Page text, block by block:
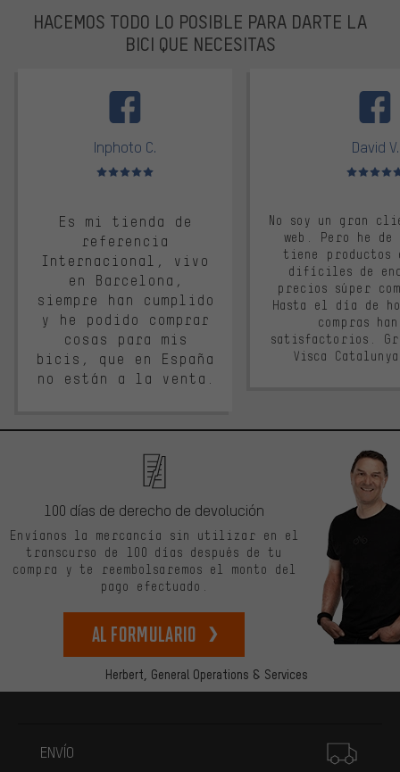
HACEMOS TODO LO POSIBLE PARA DARTE LA
BICI QUE NECESITAS
Inphoto C.
Valoración media: 5 de 5
Es mi tienda de
referencia
Internacional, vivo
en Barcelona,
siempre han cumplido
y he podido comprar
cosas para mis
bicis, que en España
no están a la venta.
David V.
Valoración
No soy un gran
web. Pero he
tiene productos
difíciles de
precios súper
Hasta el día de
compras
satisfactorios.
Visca
Herbert, General Operations & Services
100 días de derecho de devolución
Envíanos la mercancía sin utilizar en el
transcurso de 100 días después de tu
compra y te reembolsaremos el monto del
pago efectuado.
Al formulario
ENVÍO